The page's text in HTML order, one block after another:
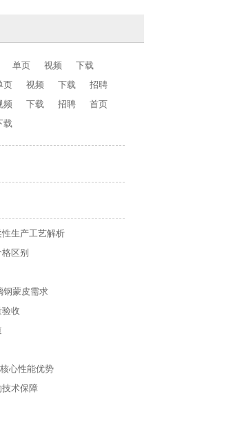
单页 视频
下载
页 视频 下载
招聘
频 下载 招聘
首页
载
生产工艺解析
区别
钢蒙皮需求
收
心性能优势
术保障